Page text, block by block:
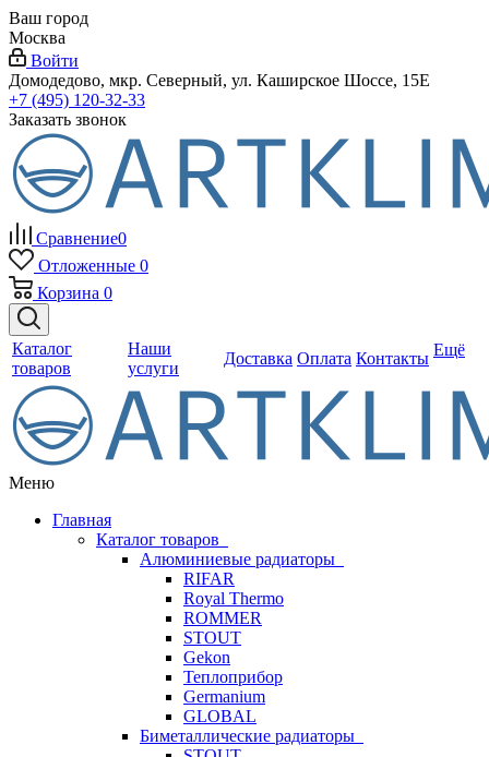
Ваш город
Москва
Войти
Домодедово, мкр. Северный, ул. Каширское Шоссе, 15Е
+7 (495) 120-32-33
Заказать звонок
Сравнение0
Отложенные 0
Корзина 0
Каталог
товаров
Наши
услуги
Доставка Оплата Контакты Ещё
Меню
Главная
Каталог товаров
Алюминиевые радиаторы
RIFAR
Royal Thermo
ROMMER
STOUT
Gekon
Теплоприбор
Germanium
GLOBAL
Биметаллические радиаторы